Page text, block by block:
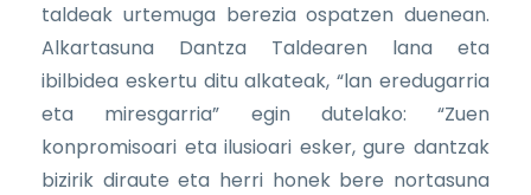
taldeak urtemuga berezia ospatzen duenean.
Alkartasuna Dantza Taldearen lana eta
ibilbidea eskertu ditu alkateak, “lan eredugarria
eta miresgarria” egin dutelako: “Zuen
konpromisoari eta ilusioari esker, gure dantzak
bizirik diraute eta herri honek bere nortasuna